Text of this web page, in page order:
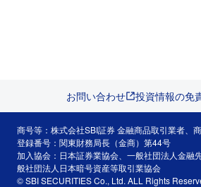
お問い合わせ 投資情報の免
商号等：株式会社SBI証券 金融商品取引業者、
登録番号：関東財務局長（金商）第44号
加入協会：日本証券業協会、一般社団法人金融
般社団法人日本暗号資産等取引業協会
© SBI SECURITIES Co., Ltd. ALL Rights